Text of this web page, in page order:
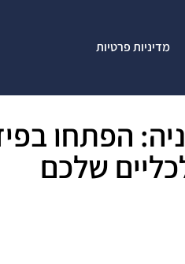
מדיניות פרטיות
הפתחו
שלכם